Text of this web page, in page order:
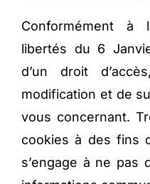
Conformément
libertés du 6
d’un droit
modification et de
vous concernant.
cookies à des fins
s’engage à ne pas